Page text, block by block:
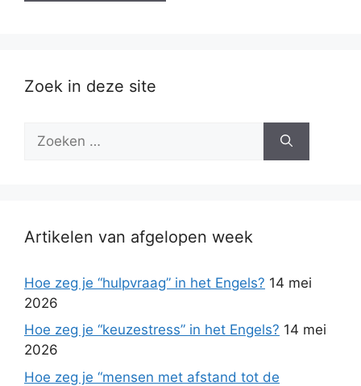
Zoek in deze site
naar:
Artikelen van afgelopen week
Hoe zeg je “hulpvraag” in het Engels? 14 mei
2026
Hoe zeg je “keuzestress” in het Engels? 14 mei
2026
Hoe zeg je “mensen met afstand tot de